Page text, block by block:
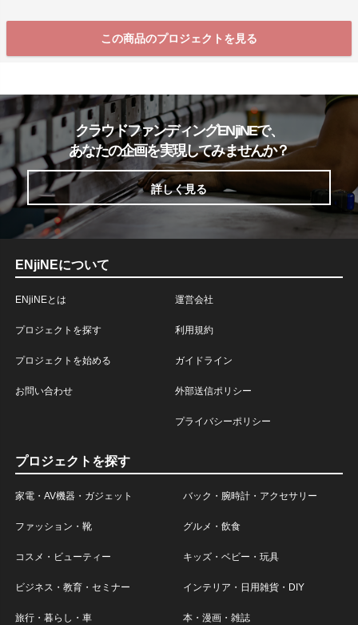
この商品のプロジェクトを見る
クラウドファンディングENjiNEで、
あなたの企画を実現してみませんか？
詳しく見る
ENjiNEについて
ENjiNEとは
プロジェクトを探す
プロジェクトを始める
お問い合わせ
運営会社
利用規約
ガイドライン
外部送信ポリシー
プライバシーポリシー
プロジェクトを探す
家電・AV機器・ガジェット バック・腕時計・アクセサリー
ファッション・靴 グルメ・飲食
コスメ・ビューティー キッズ・ベビー・玩具
ビジネス・教育・セミナー インテリア・日用雑貨・DIY
旅行・暮らし・車 本・漫画・雑誌